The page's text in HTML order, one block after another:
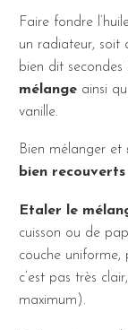
Faire fondre
un radiateur, soit
bien dit
mélange ainsi
vanille.
Bien mélanger et
bien recouverts
Etaler le
cuisson ou de
couche uniforme,
c’est pas très
maximum).